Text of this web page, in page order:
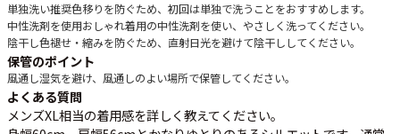
単独洗い推奨色移りを防ぐため、初回は単独で洗うことをおすすめします。
中性洗剤を使用おしゃれ着用の中性洗剤を使い、やさしく洗ってください。
陰干し色褪せ・縮みを防ぐため、直射日光を避けて陰干ししてください。
保管のポイント
風通し湿気を避け、風通しのよい場所で保管してください。
よくある質問
メンズXL相当の着用感を詳しく教えてください。